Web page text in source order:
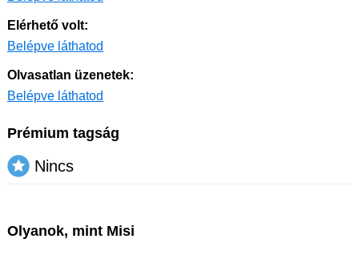
Elérhető volt:
Belépve láthatod
Olvasatlan üzenetek:
Belépve láthatod
Prémium tagság
Nincs
Olyanok, mint Misi